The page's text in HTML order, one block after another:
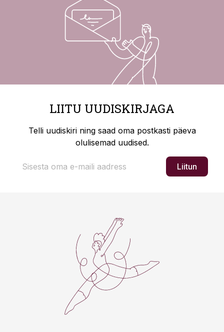
LIITU UUDISKIRJAGA
Telli uudiskiri ning saad oma postkasti päeva
olulisemad uudised.
Liitun